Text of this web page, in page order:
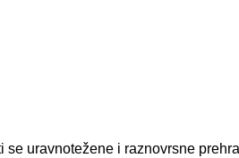
uravnotežene i raznovrsne